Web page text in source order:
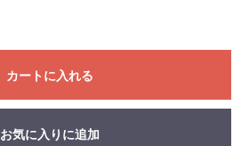
カートに入れる
お気に入りに追加